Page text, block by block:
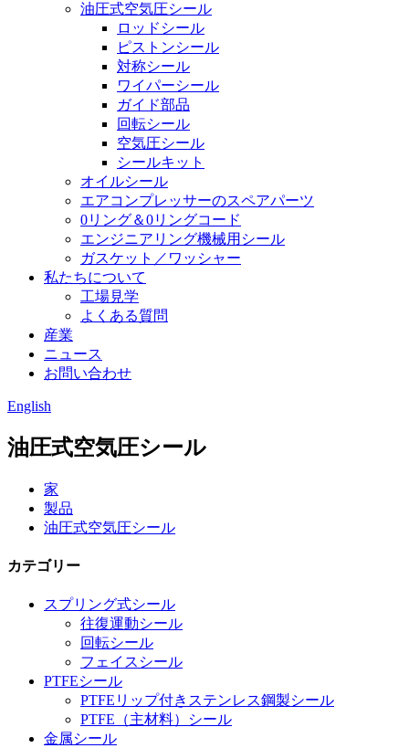
油圧式空気圧シール
ロッドシール
ピストンシール
対称シール
ワイパーシール
ガイド部品
回転シール
空気圧シール
シールキット
オイルシール
エアコンプレッサーのスペアパーツ
0リング＆0リングコード
エンジニアリング機械用シール
ガスケット／ワッシャー
私たちについて
工場見学
よくある質問
産業
ニュース
お問い合わせ
English
油圧式空気圧シール
家
製品
油圧式空気圧シール
カテゴリー
スプリング式シール
往復運動シール
回転シール
フェイスシール
PTFEシール
PTFEリップ付きステンレス鋼製シール
PTFE（主材料）シール
金属シール